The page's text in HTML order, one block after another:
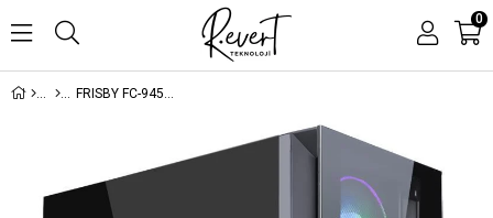
0
FRISBY FC-9450G MORO 750W 80+ BRONZE 4X RGB FAN GAMING KASA